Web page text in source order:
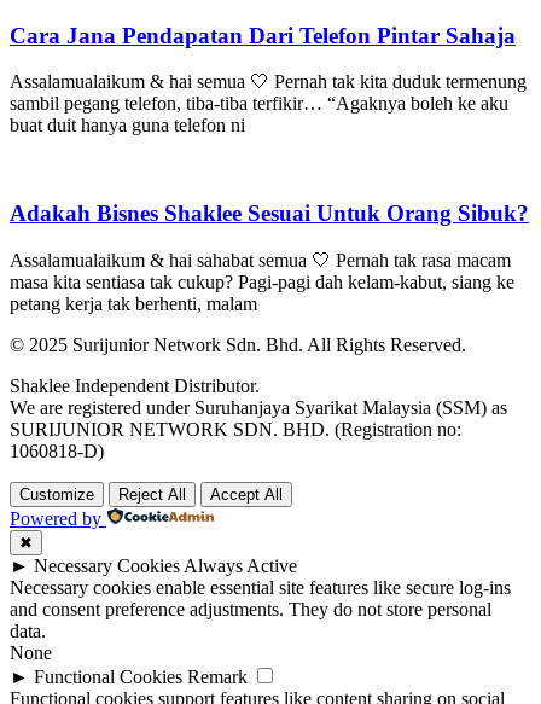
Cara Jana Pendapatan Dari Telefon Pintar Sahaja
Assalamualaikum & hai semua 🤍 Pernah tak kita duduk termenung
sambil pegang telefon, tiba-tiba terfikir… “Agaknya boleh ke aku
buat duit hanya guna telefon ni
Adakah Bisnes Shaklee Sesuai Untuk Orang Sibuk?
Assalamualaikum & hai sahabat semua 🤍 Pernah tak rasa macam
masa kita sentiasa tak cukup? Pagi-pagi dah kelam-kabut, siang ke
petang kerja tak berhenti, malam
© 2025 Surijunior Network Sdn. Bhd. All Rights Reserved.
Shaklee Independent Distributor.
We are registered under Suruhanjaya Syarikat Malaysia (SSM) as
SURIJUNIOR NETWORK SDN. BHD. (Registration no:
1060818-D)
Customize Reject All Accept All
Powered by
✖
► Necessary Cookies Always Active
Necessary cookies enable essential site features like secure log-ins
and consent preference adjustments. They do not store personal
data.
None
► Functional Cookies Remark
Functional cookies support features like content sharing on social